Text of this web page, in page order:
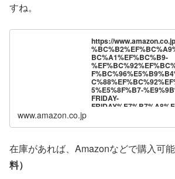
すね。
https://
BC%A1%EF%BC%B9-
5%E5%8F%B7-
FRIDAY-
STmPB9YJ-
www.amazon.co.jp
在庫があれば、Amazonなどで購入可能
料）